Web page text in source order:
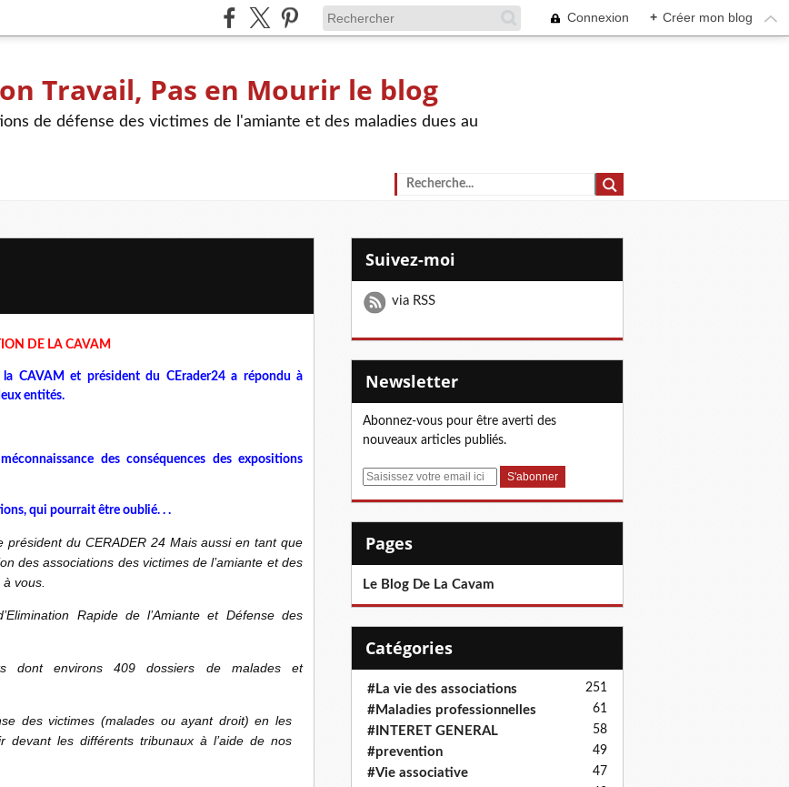
Connexion + Créer mon blog
Travail, Pas en Mourir le blog
de défense des victimes de l'amiante et des maladies dues au
DE LA CAVAM
CAVAM et président du CErader24 a répondu à
entités.
des conséquences des expositions
qui pourrait être oublié. . .
du CERADER 24 Mais aussi en tant que
des associations des victimes de l’amiante et des
vous.
Rapide de l’Amiante et Défense des
dont environs 409 dossiers de malades et
des victimes (malades ou ayant droit) en les
les différents tribunaux à l’aide de nos
Suivez-moi
via RSS
Newsletter
Abonnez-vous pour être averti des
nouveaux articles publiés.
E
Pages
Le Blog De La Cavam
Catégories
#La vie des associations 251
#Maladies professionnelles 61
#INTERET GENERAL 58
#prevention 49
#Vie associative 47